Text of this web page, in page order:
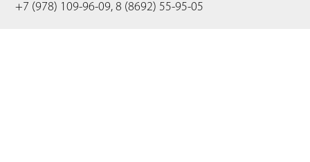
+7 (978) 109-96-09, 8 (8692) 55-95-05